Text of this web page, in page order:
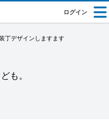
ログイン
丁デザインしますます
も。